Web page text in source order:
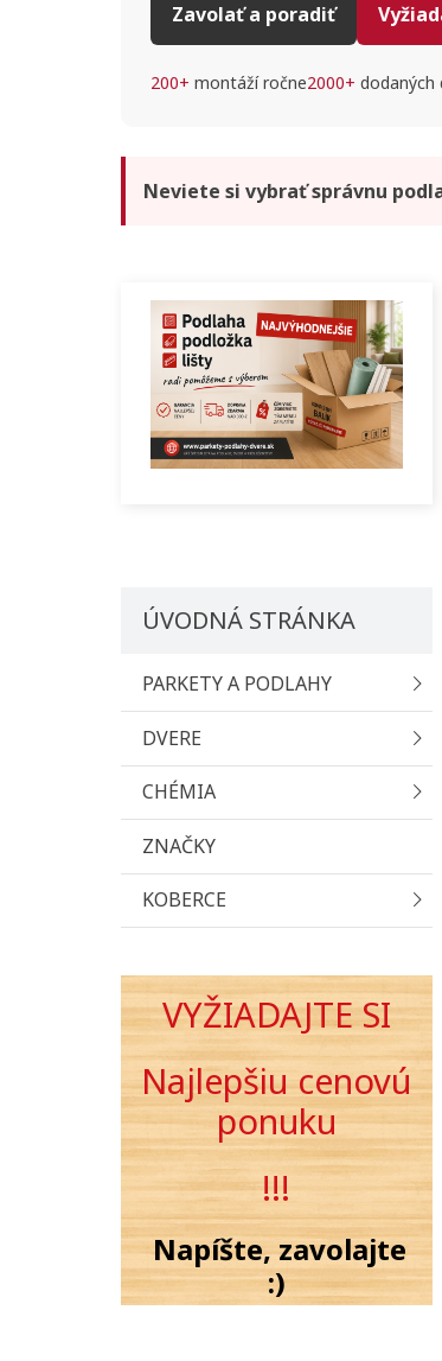
Zavolať a poradiť
200+ montáží ročne2000+ dodaných
Neviete si vybrať správnu
ÚVODNÁ STRÁNKA
PARKETY A PODLAHY
DVERE
CHÉMIA
ZNAČKY
KOBERCE
VYŽIADAJTE SI
Najlepšiu cenovú
ponuku
!!!
Napíšte, zavolajte
:)